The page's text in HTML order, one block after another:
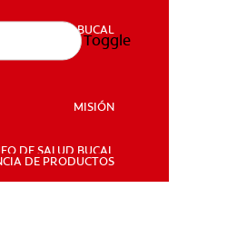
SALUD BUCAL
SALUD BUCAL
MISIÓN
DE SALUD BUCAL
DE PRODUCTOS
Toggle